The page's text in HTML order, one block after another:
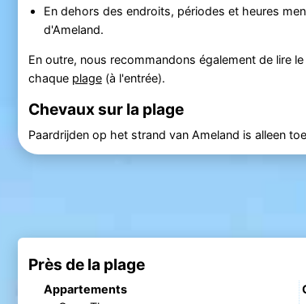
En dehors des endroits, périodes et heures
d'Ameland.
En outre, nous recommandons également de lire
chaque plage(à l'entrée).
Chevaux sur la plage
Paardrijden op het strand van Ameland is alleen
Près de la plage
Appartements